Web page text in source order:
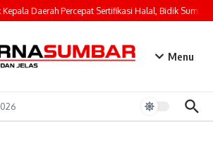
Daerah Percepat Sertifikasi Halal, Bidik Sumbar
Menu